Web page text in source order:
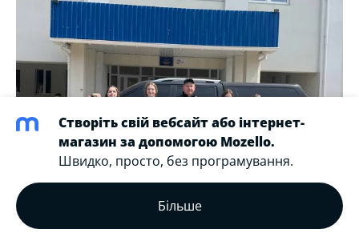
Створіть свій вебсайт або інтернет-
магазин за допомогою Mozello.
Швидко, просто, без програмування.
Більше